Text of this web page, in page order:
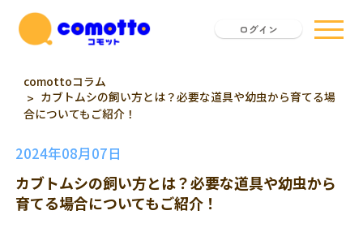
ログイン
comottoコラム
カブトムシの飼い方とは？必要な道具や幼虫から育てる場
合についてもご紹介！
2024年08月07日
カブトムシの飼い方とは？必要な道具や幼虫から
育てる場合についてもご紹介！